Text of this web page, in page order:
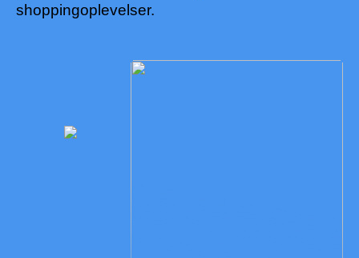
shoppingoplevelser.